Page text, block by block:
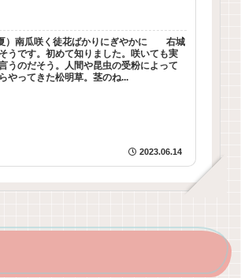
）南瓜咲く徒花ばかりにぎやかに 右城
うです。初めて知りました。咲いても実
うのだそう。人間や昆虫の受粉によって
やってきた松明草。茎のね...
2023.06.14